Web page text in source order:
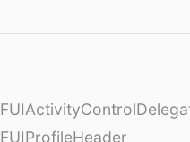
FUIProfileHeader